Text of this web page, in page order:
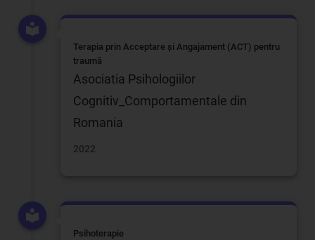
Terapia prin Acceptare și Angajament (ACT) pentru
traumă
Asociatia Psihologiilor
Cognitiv_Comportamentale din
Romania
2022
Psihoterapie